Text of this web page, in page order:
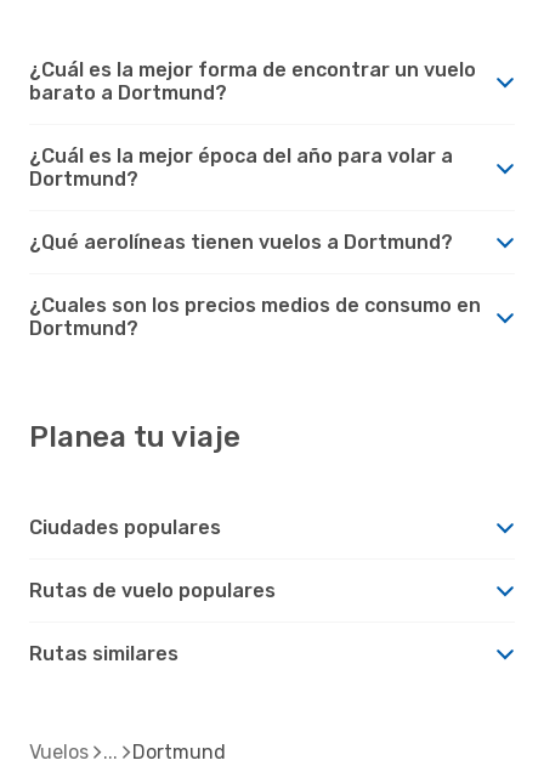
¿Cuál es la mejor forma de encontrar un vuelo
barato a Dortmund?
¿Cuál es la mejor época del año para volar a
Dortmund?
¿Qué aerolíneas tienen vuelos a Dortmund?
¿Cuales son los precios medios de consumo en
Dortmund?
Planea tu viaje
Ciudades populares
Rutas de vuelo populares
Rutas similares
Vuelos Dortmund